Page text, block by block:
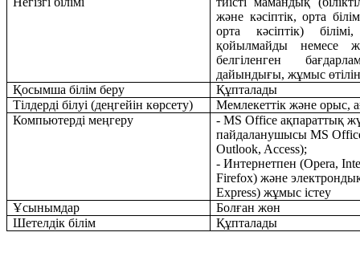
және кәсіптік, орта
орта кәсіптік)
қойылмайды немесе
белгіленген
дайындығы, жұмыс
Қосымша білім беру
Құпталады
Тілдерді білуі (деңгейін көрсету)
Мемлекеттік және орыс,
Компьютерді меңгеру
- MS Officeақпараттық
пайдаланушысы MS
Outlook, Access);
-Интернетпен (Opera,
Firefox)және
Express) жұмыс істеу
Ұсынымдар
Болған жөн
Шетелдік білім
Құпталады